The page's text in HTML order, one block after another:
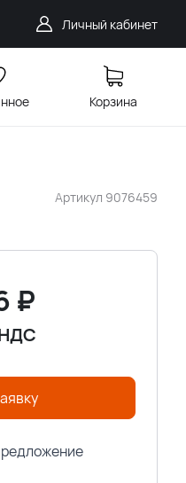
Личный кабинет
Корзина
Артикул 9076459
₽